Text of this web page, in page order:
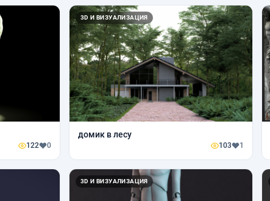
122 0
3D И ВИЗУАЛИЗАЦИЯ
домик в лесу
103 1
3D И ВИЗУАЛИЗАЦИЯ